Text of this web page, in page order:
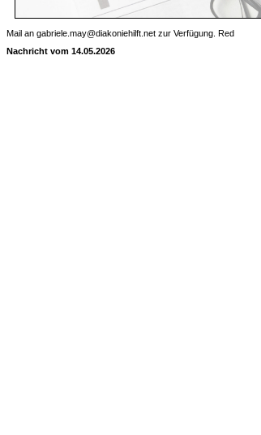
Mail an gabriele.may@diakoniehilft.net zur Verfügung. Red
Nachricht vom 14.05.2026